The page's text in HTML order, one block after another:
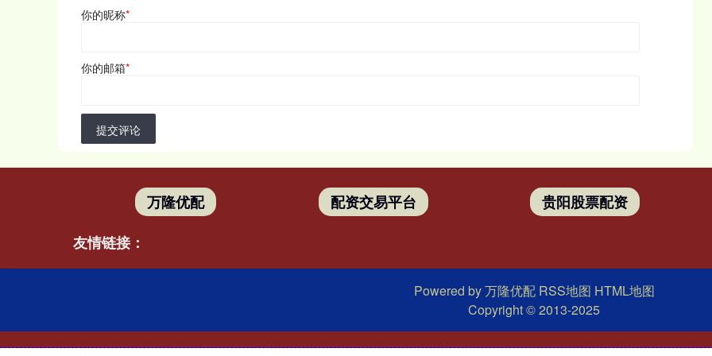
你的昵称*
你的邮箱*
提交评论
万隆优配 配资交易平台
贵阳股票配资
友情链接：
Powered by万隆优配 RSS地图 HTML地图
Copyright© 2013-2025